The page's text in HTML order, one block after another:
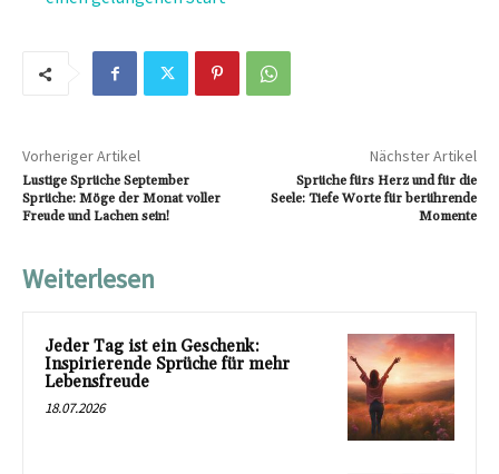
Vorheriger Artikel
Lustige Sprüche September
Sprüche: Möge der Monat voller
Freude und Lachen sein!
Nächster Artikel
Sprüche fürs Herz und für die
Seele: Tiefe Worte für berührende
Momente
Weiterlesen
Jeder Tag ist ein Geschenk:
Inspirierende Sprüche für mehr
Lebensfreude
18.07.2026